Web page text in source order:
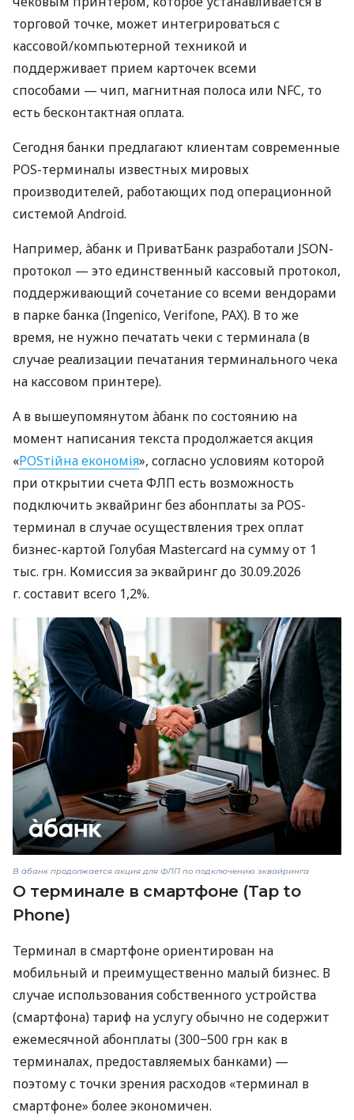
торговой точке, может интегрироваться с
кассовой/компьютерной техникой и
поддерживает прием карточек всеми
способами — чип, магнитная полоса или NFC, то
есть бесконтактная оплата.
Сегодня банки предлагают клиентам современные
POS-терминалы известных мировых
производителей, работающих под операционной
системой Android.
Например, àбанк и ПриватБанк разработали JSON-
протокол — это единственный кассовый протокол,
поддерживающий сочетание со всеми вендорами
в парке банка (Ingenico, Verifone, PAX). В то же
время, не нужно печатать чеки с терминала (в
случае реализации печатания терминального чека
на кассовом принтере).
А в вышеупомянутом àбанк по состоянию на
момент написания текста продолжается акция
«POSтійна економія», согласно условиям которой
при открытии счета ФЛП есть возможность
подключить эквайринг без абонплаты за POS-
терминал в случае осуществления трех оплат
бизнес-картой Голубая Mastercard на сумму от 1
тыс. грн. Комиссия за эквайринг до 30.09.2026
г. составит всего 1,2%.
В àбанк продолжается акция для ФЛП по подключению эквайринга
О терминале в смартфоне (Tap to
Phone)
Терминал в смартфоне ориентирован на
мобильный и преимущественно малый бизнес. В
случае использования собственного устройства
(смартфона) тариф на услугу обычно не содержит
ежемесячной абонплаты (300−500 грн как в
терминалах, предоставляемых банками) —
поэтому с точки зрения расходов «терминал в
смартфоне» более экономичен.